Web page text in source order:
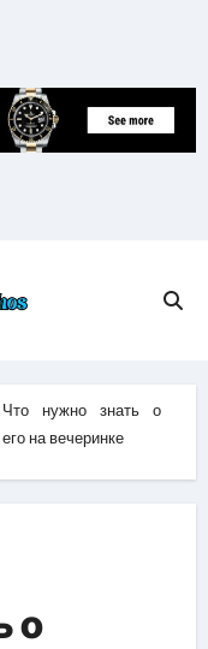
Что нужно знать о
на вечеринке
о